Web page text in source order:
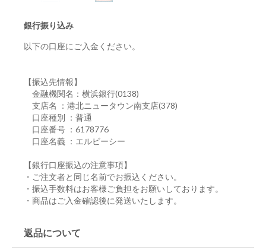
銀行振り込み
以下の口座にご入金ください。
【振込先情報】
金融機関名：横浜銀行(0138)
支店名 ：港北ニュータウン南支店(378)
口座種別 ：普通
口座番号 ：6178776
口座名義 ：エルビーシー
【銀行口座振込の注意事項】
・ご注文者と同じ名前でお振込ください。
・振込手数料はお客様ご負担をお願いしております。
・商品はご入金確認後に発送いたします。
返品について